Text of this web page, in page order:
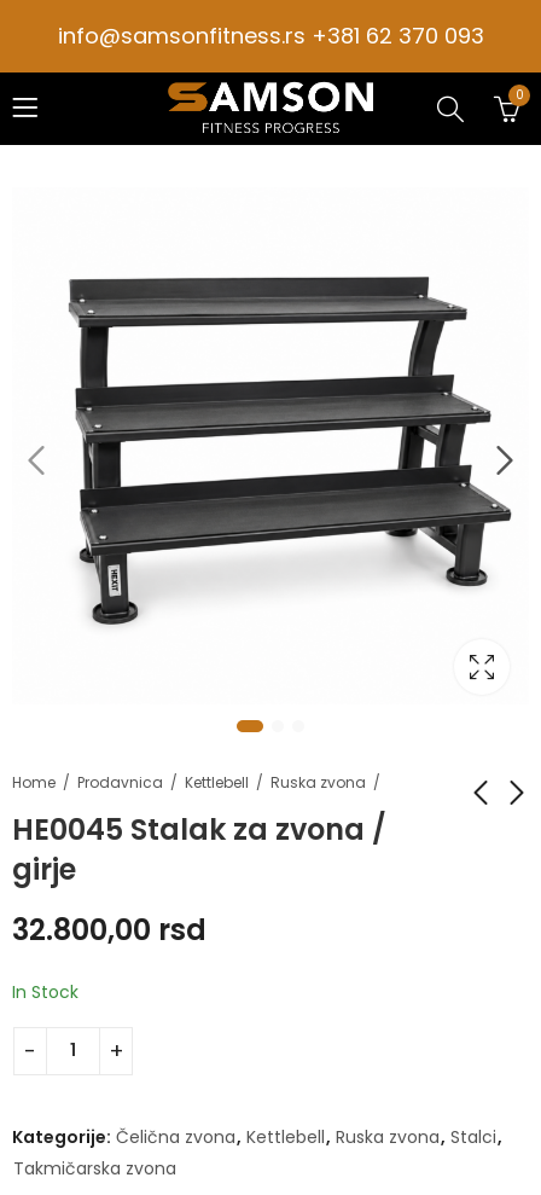
info@samsonfitness.rs +381 62 370 093
0
Home Prodavnica Kettlebell Ruska zvona
HE0045 Stalak za zvona /
girje
32.800,00 rsd
In Stock
Kategorije: Čelična zvona, Kettlebell, Ruska zvona, Stalci,
Takmičarska zvona